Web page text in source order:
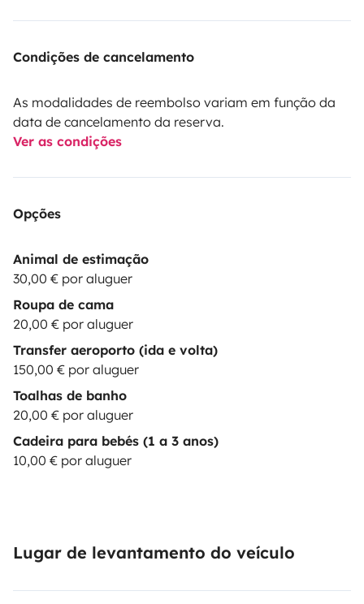
Condições de cancelamento
As modalidades de reembolso variam em função da
data de cancelamento da reserva.
Ver as condições
Opções
Animal de estimação
30,00 € por aluguer
Roupa de cama
20,00 € por aluguer
Transfer aeroporto (ida e volta)
150,00 € por aluguer
Toalhas de banho
20,00 € por aluguer
Cadeira para bebés (1 a 3 anos)
10,00 € por aluguer
Lugar de levantamento do veículo